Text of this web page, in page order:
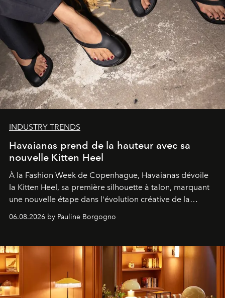
INDUSTRY TRENDS
Havaianas prend de la hauteur avec sa
nouvelle Kitten Heel
À la Fashion Week de Copenhague, Havaianas dévoile
la Kitten Heel, sa première silhouette à talon, marquant
une nouvelle étape dans l'évolution créative de la
06.08.2026 by Pauline Borgogno